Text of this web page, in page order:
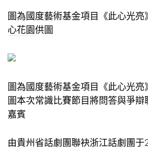
圖為國度藝術基金項目《此心光亮
心花園供圖
圖為國度藝術基金項目《此心光
圖本次常識比賽節目將問答與爭
嘉賓
由貴州省話劇團聯袂浙江話劇團于